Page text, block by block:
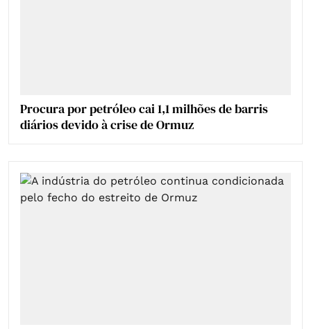
Procura por petróleo cai 1,1 milhões de barris
diários devido à crise de Ormuz